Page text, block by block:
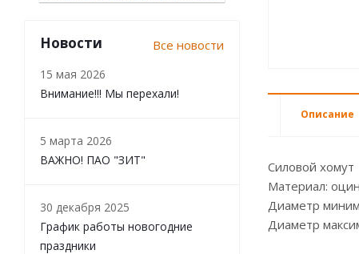
Описание
Силовой хомут
Материал:
Диаметр
Диаметр
Новости Все новости
15 мая 2026
Внимание!!! Мы перехали!
5 марта 2026
ВАЖНО! ПАО "ЗИТ"
30 декабря 2025
График работы новогодние
праздники